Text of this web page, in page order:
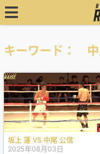
キーワード： 中
坂上 蓮 VS 中尾 公信
2025年08月03日